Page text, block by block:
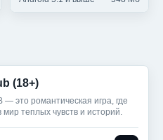
(18+)
— это романтическая игра, где
теплых чувств и историй.